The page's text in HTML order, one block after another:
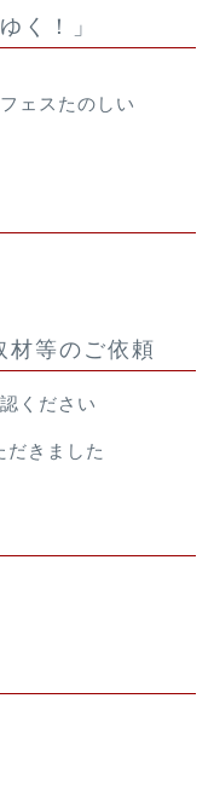
く！」
ェスたのしい
材等のご依頼
ください
だきました